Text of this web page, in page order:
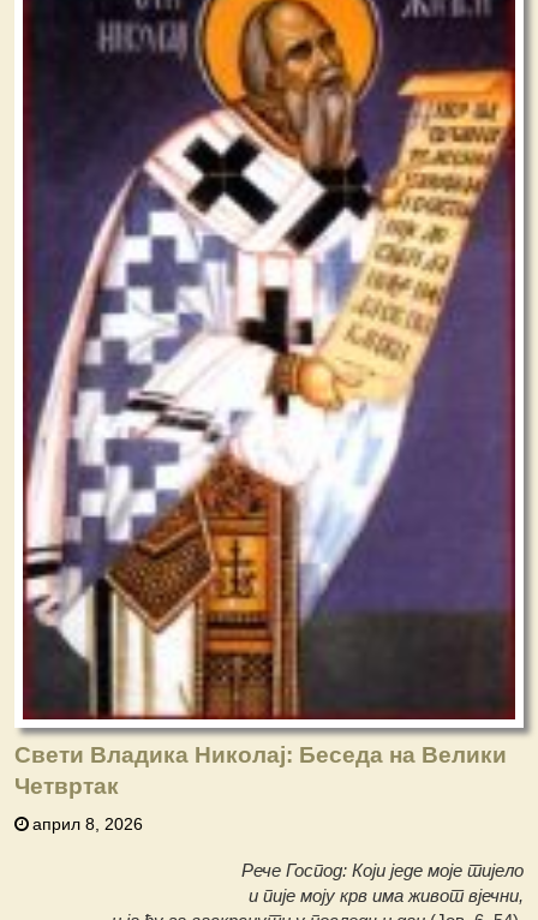
Свети Владика Николај: Беседа на Велики
Четвртак
април 8, 2026
Рече Господ: Који једе моје тијело
и пије моју крв има живот вјечни,